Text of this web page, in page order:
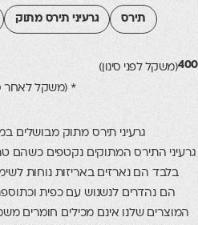
גרעיני תירס מתוק
לפני סינון)
* (משקל לאחר סינון)
גרעיני תירס מתוק מבושלים במים
הם נארזים באריזות נוחות לשימוש
לנשנוש עם כפית וכתוספת לכל
שלנו אינם מכילים חומרים משמרים -